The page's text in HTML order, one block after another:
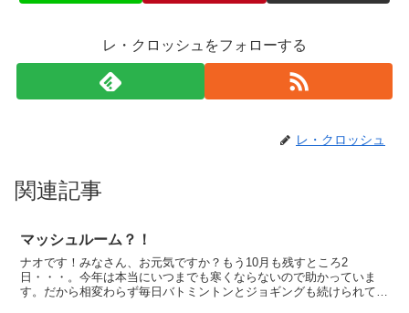
レ・クロッシュをフォローする
レ・クロッシュ
関連記事
マッシュルーム？！
ナオです！みなさん、お元気ですか？もう10月も残すところ2
日・・・。今年は本当にいつまでも寒くならないので助かっていま
す。だから相変わらず毎日バトミントンとジョギングも続けられてい